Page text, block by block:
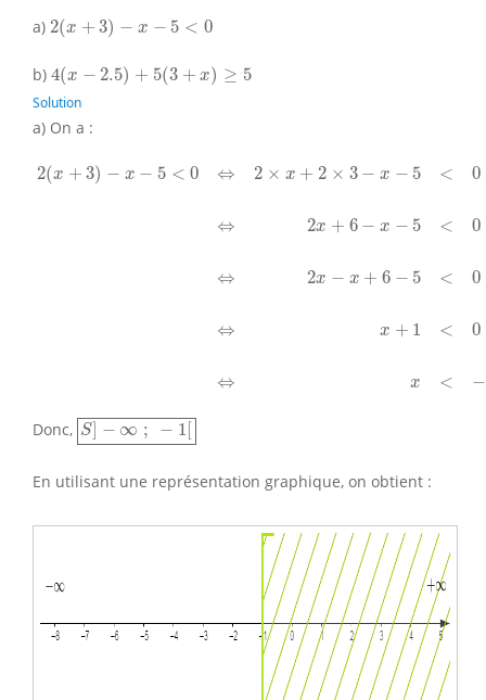
a) 2(x + 3) − x − 5 < 0
2(x 3 )− 5<
b) 4(x − 2.5) + 5(3 + x) ≥ 5
4(x 2.5 )+ 5 3+x ≥ 5
Solution
a) On a :
2(x + 3) − x − 5 < 0 ⇔ 2 × x + 2 × 3 − x − 5 < 0
⇔ 2x + 6 − x − 5 < 0
⇔ 2x − x + 6 − 5 < 0
⇔ x + 1 < 0
⇔ x < −
2(x+ 3 −x 5< ⇔ × x × x − 5 < 0 ⇔2 x +6 x− < ⇔2 −
Donc, S] − ∞ ; − 1
S]−∞;−1[
En utilisant une représentation graphique, on obtient :